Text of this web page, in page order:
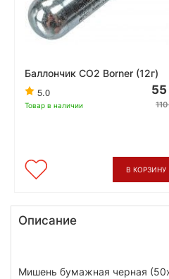
Баллончик CO2 Borner (12г)
5.0
Товар в наличии
55
110
В КОРЗИНУ
Описание
Мишень бумажная черная